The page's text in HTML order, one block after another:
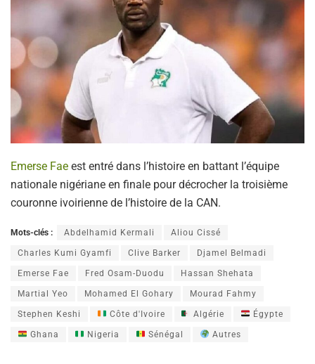
Emerse Fae est entré dans l’histoire en battant l’équipe
nationale nigériane en finale pour décrocher la troisième
couronne ivoirienne de l’histoire de la CAN.
Mots-clés : Abdelhamid Kermali Aliou Cissé
Charles Kumi Gyamfi Clive Barker Djamel Belmadi
Emerse Fae Fred Osam-Duodu Hassan Shehata
Martial Yeo Mohamed El Gohary Mourad Fahmy
Stephen Keshi Côte d'Ivoire Algérie Égypte
Ghana Nigeria Sénégal Autres